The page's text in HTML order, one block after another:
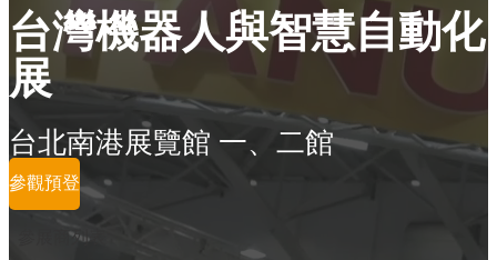
台灣機器人與智慧自動化
展
台北南港展覽館 一、二館
參觀預登
參展商列表